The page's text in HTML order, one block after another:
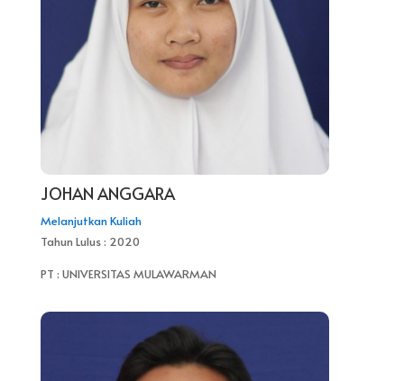
JOHAN ANGGARA
Melanjutkan Kuliah
Tahun Lulus : 2020
PT : UNIVERSITAS MULAWARMAN